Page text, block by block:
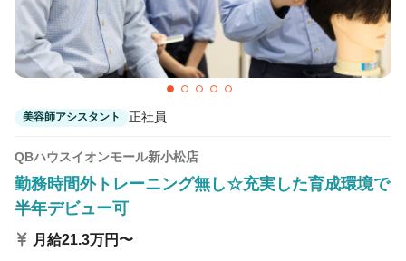
美容師アシスタント 正社員
QBハウスイオンモール新小松店
勤務時間外トレーニング無し☆充実した育成環境で
半年デビュー可
月給21.3万円〜